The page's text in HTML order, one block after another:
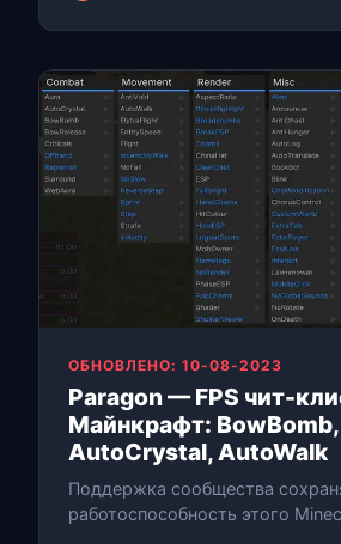
ОБНОВЛЕНО: 10-08-2023
Paragon — FPS чит-
Майнкрафт: BowBomb,
AutoCrystal, AutoWalk
Поддержка сообщества
работоспособность этого